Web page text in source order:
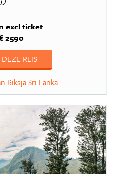
excl ticket
2590
REIS
Riksja Sri Lanka